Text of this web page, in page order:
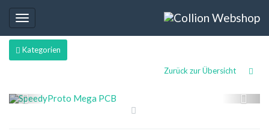
Toggle
navigation
Kategorien
Zurück zur Übersicht